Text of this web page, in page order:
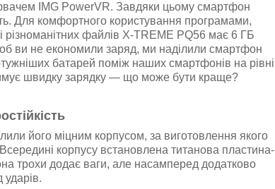
IMG PowerVR. Завдяки цьому смартфон
Для комфортного користування програмами,
різноманітних файлів X-TREME PQ56 має 6 ГБ
ви не економили заряд, ми наділили смартфон
батарей поміж наших смартфонів на рівні
швидку зарядку — що може бути краще?
його міцним корпусом, за виготовлення якого
корпусу встановлена титанова пластина-
трохи додає ваги, але насамперед додатково